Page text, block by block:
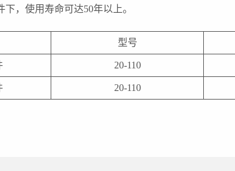
，使用寿命可达50年以上。
型号
20-110
20-110